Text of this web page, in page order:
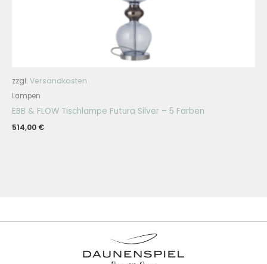
zzgl. Versandkosten
Lampen
EBB & FLOW Tischlampe Futura Silver – 5 Farben
514,00 €